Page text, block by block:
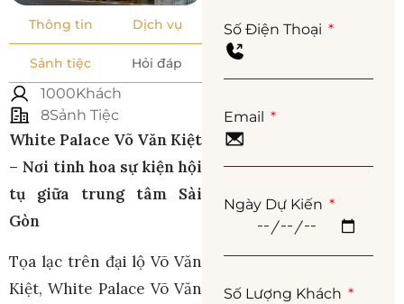
Thông tin Dịch vụ
Sảnh tiệc Hỏi đáp
1000Khách
8Sảnh Tiệc
White Palace Võ Văn Kiệt
– Nơi tinh hoa sự kiện hội
tụ giữa trung tâm Sài
Gòn
Tọa lạc trên đại lộ Võ Văn
Kiệt, White Palace Võ Văn
Số Điện Thoại
Email
Ngày Dự Kiến
Số Lượng Khách